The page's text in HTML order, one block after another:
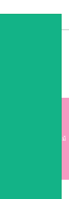
คาร์เตอร์ เฟอร์นิเจอร์ ซุ้มไม้